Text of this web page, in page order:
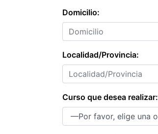
Domicilio:
Localidad/Provincia:
Curso que desea realizar: